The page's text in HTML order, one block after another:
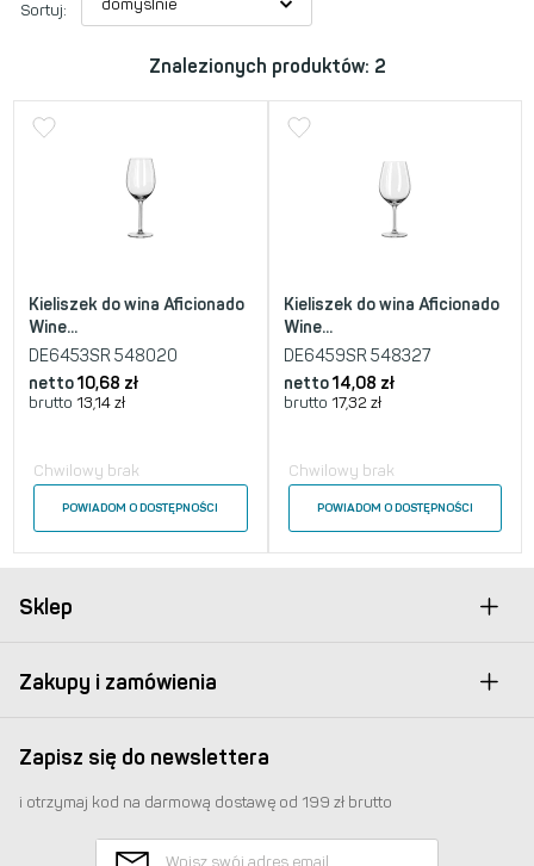
Sortuj:
Znalezionych produktów: 2
Kieliszek do wina Aficionado
Wine...
DE6453SR 548020
netto10,68 zł
brutto 13,14 zł
Chwilowy brak
POWIADOM O DOSTĘPNOŚCI
Kieliszek do wina Aficionado
Wine...
DE6459SR 548327
netto 14,08 zł
brutto 17,32 zł
Chwilowy brak
POWIADOM O DOSTĘPNOŚCI
Sklep
Zakupy i zamówienia
Zapisz się do newslettera
i otrzymaj kod na darmową dostawę od 199 zł brutto